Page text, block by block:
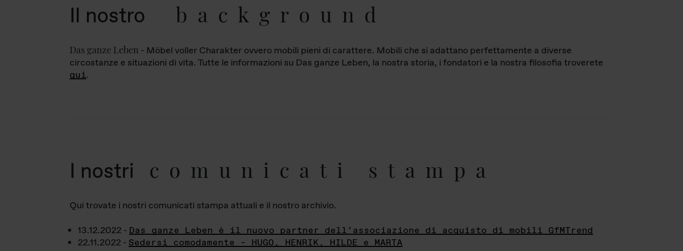
Il nostro background
Das ganze Leben - Möbel voller Charakter ovvero mobili pieni di carattere. Mobili che si adattano perfettamente a diverse
circostanze e situazioni di vita. Tutte le informazioni su Das ganze Leben, la nostra storia, i fondatori e la nostra filosofia troverete
qui.
I nostri comunicati stampa
Qui trovate i nostri comunicati stampa attuali e il nostro archivio.
13.12.2022 - Das ganze Leben è il nuovo partner dell’associazione di acquisto di mobili GfMTrend
22.11.2022 - Sedersi comodamente – HUGO, HENRIK, HILDE e MARTA